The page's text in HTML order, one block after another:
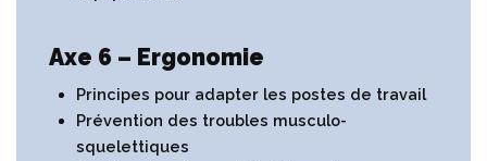
Axe 6 – Ergonomie
Principes pour adapter les postes de travail
Prévention des troubles musculo-
squelettiques